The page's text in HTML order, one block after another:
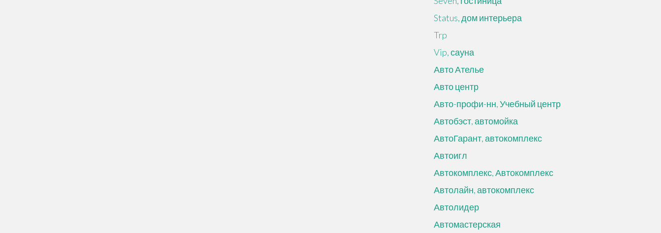
Status, дом интерьера
Trp
Vip, сауна
Авто Ателье
Авто центр
Авто-профи-нн, Учебный центр
Автобэст, автомойка
АвтоГарант, автокомплекс
Автоигл
Автокомплекс, Автокомплекс
Автолайн, автокомплекс
Автолидер
Автомастерская